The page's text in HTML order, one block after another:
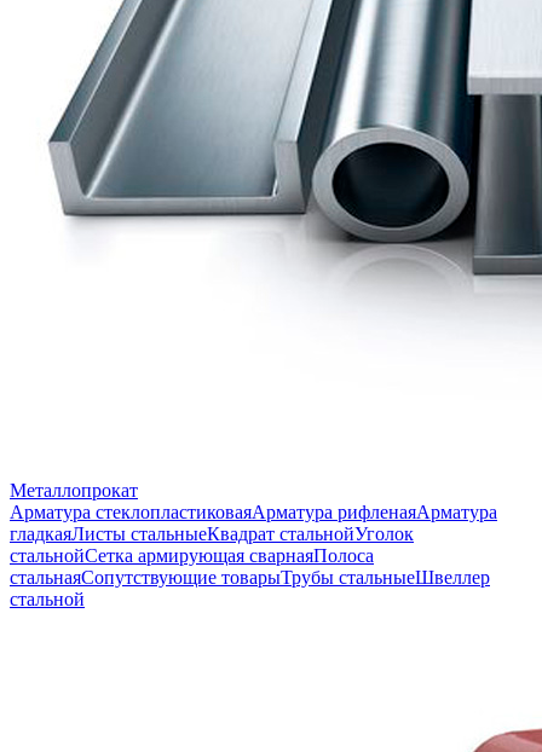
Металлопрокат
Арматура стеклопластиковаяАрматура рифленаяАрматура
гладкаяЛисты стальныеКвадрат стальнойУголок
стальнойСетка армирующая сварнаяПолоса
стальнаяСопутствующие товарыТрубы стальныеШвеллер
стальной